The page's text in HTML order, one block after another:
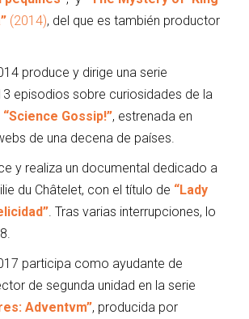
(2014), del que es también productor
produce y dirige una serie
episodios sobre curiosidades de la
“Science Gossip!”, estrenada en
de una decena de países.
y realiza un documental dedicado a
du Châtelet, con el título de “Lady
. Tras varias interrupciones, lo
participa como ayudante de
de segunda unidad en la serie
Adventvm”, producida por